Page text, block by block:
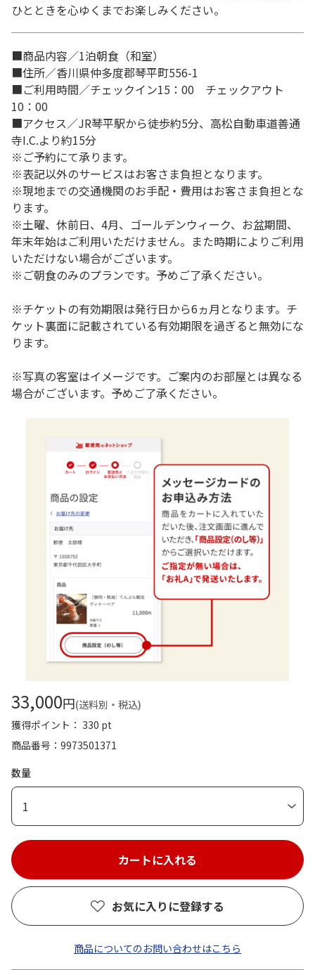
ひとときを心ゆくまでお楽しみください。
■商品内容／1泊朝食（和室）
■住所／香川県仲多度郡琴平町556-1
■ご利用時間／チェックイン15：00 チェックアウト
10：00
■アクセス／JR琴平駅から徒歩約5分、高松自動車道善通
寺I.C.より約15分
※ご予約にて承ります。
※表記以外のサービスはお客さま負担となります。
※現地までの交通機関のお手配・費用はお客さま負担とな
ります。
※土曜、休前日、4月、ゴールデンウィーク、お盆期間、
年末年始はご利用いただけません。また時期によりご利用
いただけない場合がございます。
※ご朝食のみのプランです。予めご了承ください。
※チケットの有効期限は発行日から6ヵ月となります。チ
ケット裏面に記載されている有効期限を過ぎると無効にな
ります。
※写真の客室はイメージです。ご案内のお部屋とは異なる
場合がございます。予めご了承ください。
33,000円(送料別・税込)
獲得ポイント： 330 pt
商品番号
9973501371
数量
1
お気に入りに登録する
商品についてのお問い合わせはこちら